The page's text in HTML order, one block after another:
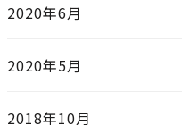
2020年6月
2020年5月
2018年10月